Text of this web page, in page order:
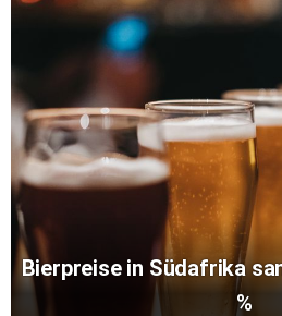
Bierpreise in Südafrika
%